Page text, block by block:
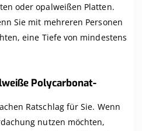
oder opalweißen Platten.
Sie mit mehreren Personen
eine Tiefe von mindestens
Polycarbonat-
Ratschlag für Sie. Wenn
nutzen möchten,